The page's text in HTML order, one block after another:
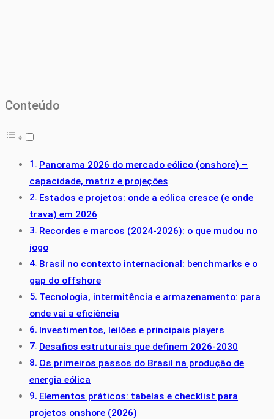
Conteúdo
Panorama 2026 do mercado eólico (onshore) –
capacidade, matriz e projeções
Estados e projetos: onde a eólica cresce (e onde
trava) em 2026
Recordes e marcos (2024-2026): o que mudou no
jogo
Brasil no contexto internacional: benchmarks e o
gap do offshore
Tecnologia, intermitência e armazenamento: para
onde vai a eficiência
Investimentos, leilões e principais players
Desafios estruturais que definem 2026-2030
Os primeiros passos do Brasil na produção de
energia eólica
Elementos práticos: tabelas e checklist para
projetos onshore (2026)